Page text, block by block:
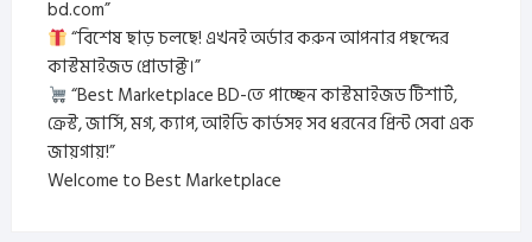
bd.com”
“বিশেষ ছাড় চলছে! এখনই অর্ডার করুন আপনার পছন্দের
কাস্টমাইজড প্রোডাক্ট।”
“Best Marketplace BD-তে পাচ্ছেন কাস্টমাইজড টিশার্ট,
ক্রেস্ট, জার্সি, মগ, ক্যাপ, আইডি কার্ডসহ সব ধরনের প্রিন্ট সেবা এক
জায়গায়!”
Welcome to Best Marketplace